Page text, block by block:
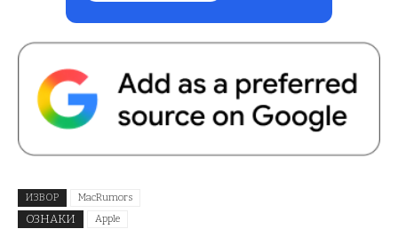
ИЗВОР MacRumors
ОЗНАКИ Apple